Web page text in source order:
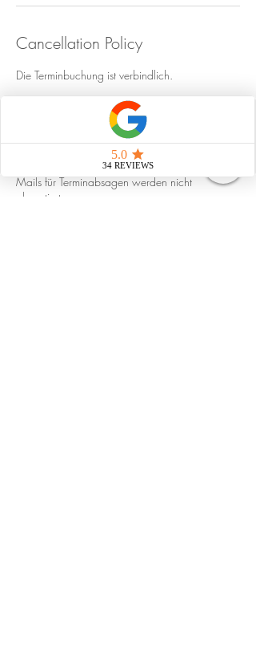
Cancellation Policy
Die Terminbuchung ist verbindlich.
Falls dir dennoch etwas dazwischen kommt
kann der Termin kostenlos storniert werden,
wenn die Terminabsage mind. 48 h vor dem
Termin per Anruf mitgeteilt wird. Whatsapp-
Nachrichten, Social Media Nachrichten & E-
Mails für Terminabsagen werden nicht
akzeptiert.